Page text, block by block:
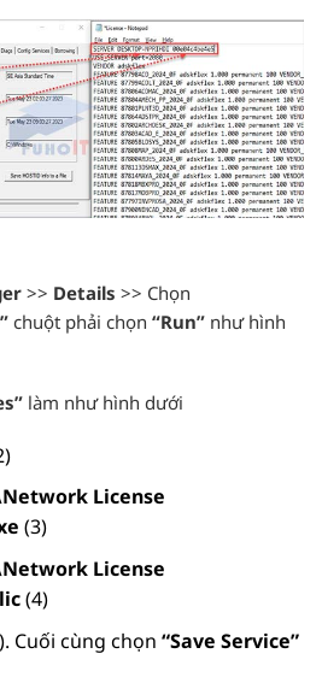
>> Details >> Chọn
chuột phải chọn “Run” như hình
làm như hình dưới
License
(3)
License
(4)
Cuối cùng chọn “Save Service”